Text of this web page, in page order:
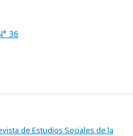
36
de Estudios Sociales de la